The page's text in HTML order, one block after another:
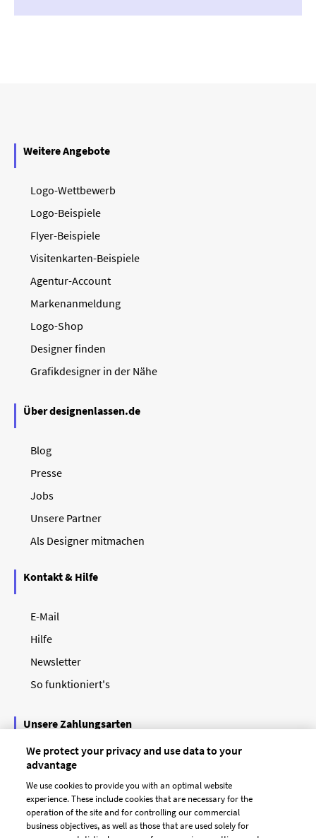
Weitere Angebote
Logo-Wettbewerb
Logo-Beispiele
Flyer-Beispiele
Visitenkarten-Beispiele
Agentur-Account
Markenanmeldung
Logo-Shop
Designer finden
Grafikdesigner in der Nähe
Über designenlassen.de
Blog
Presse
Jobs
Unsere Partner
Als Designer mitmachen
Kontakt & Hilfe
E-Mail
Hilfe
Newsletter
So funktioniert's
Unsere Zahlungsarten
We protect your privacy and use data to your
advantage
We use cookies to provide you with an optimal website
experience. These include cookies that are necessary for the
operation of the site and for controlling our commercial
business objectives, as well as those that are used solely for